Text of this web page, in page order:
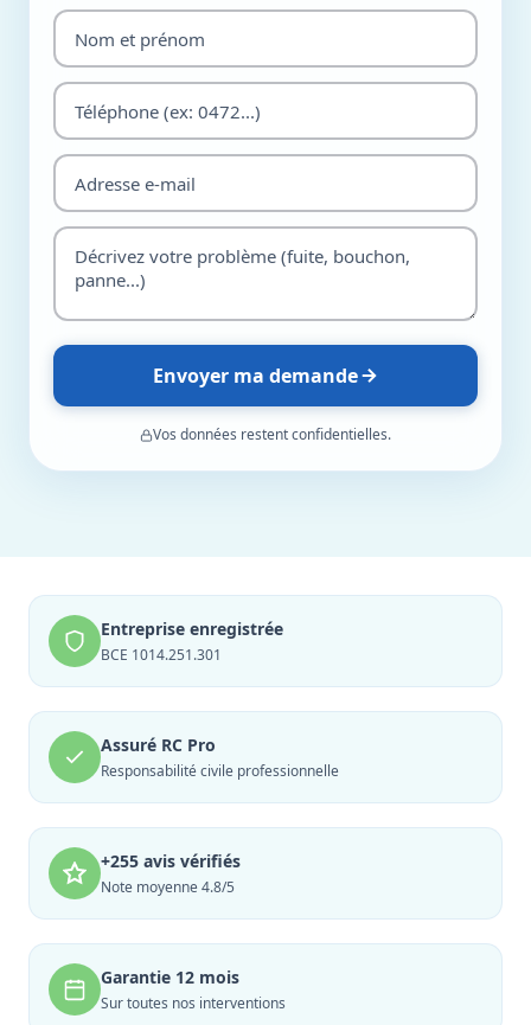
Envoyer ma demande
Vos données restent confidentielles.
Entreprise enregistrée
BCE 1014.251.301
Assuré RC Pro
Responsabilité civile professionnelle
+255 avis vérifiés
Note moyenne 4.8/5
Garantie 12 mois
Sur toutes nos interventions